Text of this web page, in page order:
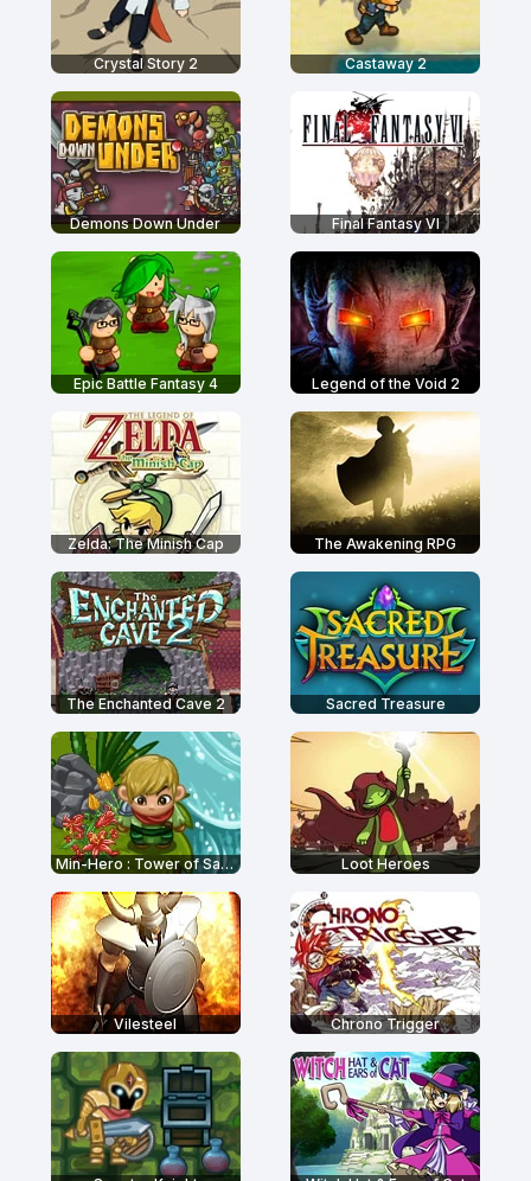
Crystal Story 2 Castaway 2
Demons Down Under Final Fantasy VI
Epic Battle Fantasy 4 Legend of the Void 2
Zelda: The Minish Cap The Awakening RPG
The Enchanted Cave 2 Sacred Treasure
Min-Hero : Tower of Sages Loot Heroes
Vilesteel Chrono Trigger